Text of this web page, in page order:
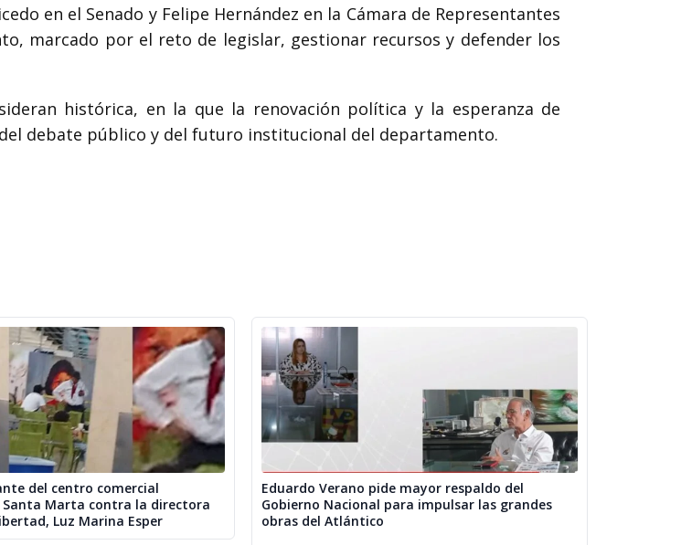
en el Senado y Felipe Hernández en la Cámara de Representantes
marcado por el reto de legislar, gestionar recursos y defender los
histórica, en la que la renovación política y la esperanza de
debate público y del futuro institucional del departamento.
del centro comercial
Santa Marta contra la directora
Luz Marina Esper
Eduardo Verano pide mayor respaldo del
Gobierno Nacional para impulsar las grandes
obras del Atlántico